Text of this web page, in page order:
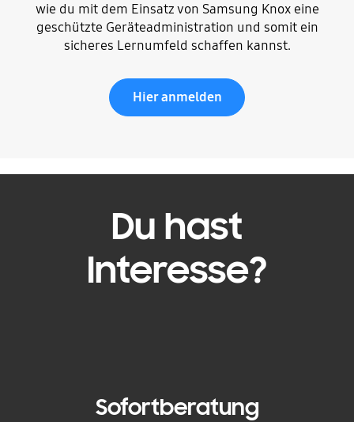
wie du mit dem Einsatz von Samsung Knox eine
geschützte Geräteadministration und somit ein
sicheres Lernumfeld schaffen kannst.
Hier anmelden
Du hast
Interesse?
Sofortberatung